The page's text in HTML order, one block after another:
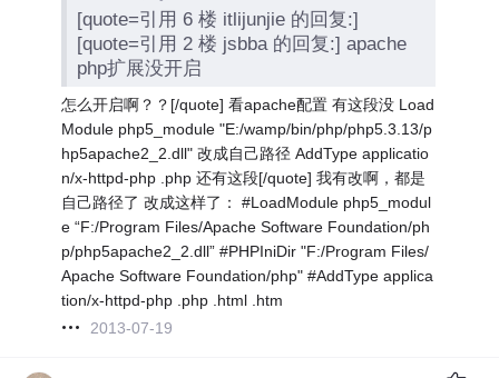
[quote=引用 6 楼 itlijunjie 的回复:]
[quote=引用 2 楼 jsbba 的回复:] apache
php扩展没开启
怎么开启啊？？[/quote] 看apache配置 有这段没 Load
Module php5_module "E:/wamp/bin/php/php5.3.13/p
hp5apache2_2.dll" 改成自己路径 AddType applicatio
n/x-httpd-php .php 还有这段[/quote] 我有改啊，都是
自己路径了 改成这样了： #LoadModule php5_modul
e “F:/Program Files/Apache Software Foundation/ph
p/php5apache2_2.dll” #PHPIniDir "F:/Program Files/
Apache Software Foundation/php" #AddType applica
tion/x-httpd-php .php .html .htm
2013-07-19